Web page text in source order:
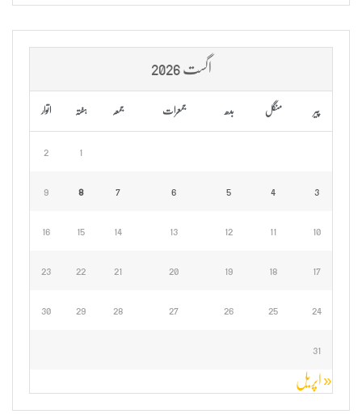
اگست 2026
پیر منگل بدھ جمعرات جمعہ ہفتہ اتوار
1
2
3
4
5
6
7
8
9
10
11
12
13
14
15
16
17
18
19
20
21
22
23
24
25
26
27
28
29
30
31
« اپریل